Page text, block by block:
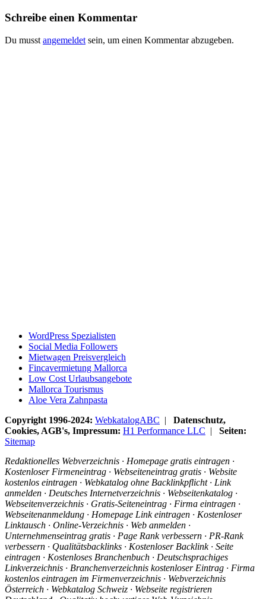
Schreibe einen Kommentar
Du musst angemeldet sein, um einen Kommentar abzugeben.
WordPress Spezialisten
Social Media Followers
Mietwagen Preisvergleich
Fincavermietung Mallorca
Low Cost Urlaubsangebote
Mallorca Tourismus
Aloe Vera Zahnpasta
Copyright 1996-2024: WebkatalogABC | Datenschutz,
Cookies, AGB's, Impressum: H1 Performance LLC | Seiten:
Sitemap
Redaktionelles Webverzeichnis · Homepage gratis eintragen ·
Kostenloser Firmeneintrag · Webseiteneintrag gratis · Website
kostenlos eintragen · Webkatalog ohne Backlinkpflicht · Link
anmelden · Deutsches Internetverzeichnis · Webseitenkatalog ·
Webseitenverzeichnis · Gratis-Seiteneintrag · Firma eintragen ·
Webseitenanmeldung · Homepage Link eintragen · Kostenloser
Linktausch · Online-Verzeichnis · Web anmelden ·
Unternehmenseintrag gratis · Page Rank verbessern · PR-Rank
verbessern · Qualitätsbacklinks · Kostenloser Backlink · Seite
eintragen · Kostenloses Branchenbuch · Deutschsprachiges
Linkverzeichnis · Branchenverzeichnis kostenloser Eintrag · Firma
kostenlos eintragen im Firmenverzeichnis · Webverzeichnis
Österreich · Webkatalog Schweiz · Webseite registrieren